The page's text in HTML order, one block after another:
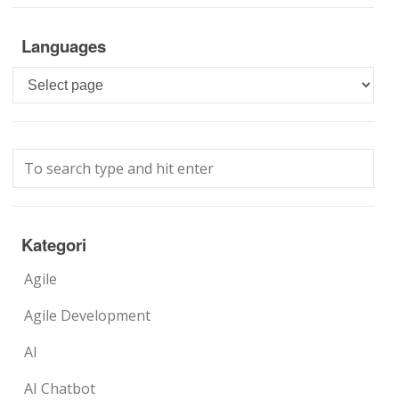
Languages
Languages
Kategori
Agile
Agile Development
AI
AI Chatbot